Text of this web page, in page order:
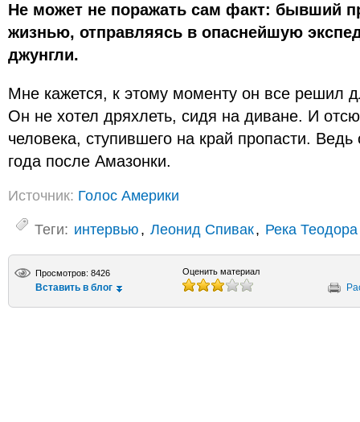
Не может не поражать сам факт: бывший
жизнью, отправляясь в опаснейшую
джунгли.
Мне кажется, к этому моменту он все решил
Он не хотел дряхлеть, сидя на диване. И
человека, ступившего на край пропасти.
года после Амазонки.
Источник: Голос Америки
Теги: интервью, Леонид Спивак, Река Теодора
Просмотров: 8426
Вставить в блог
Оценить материал